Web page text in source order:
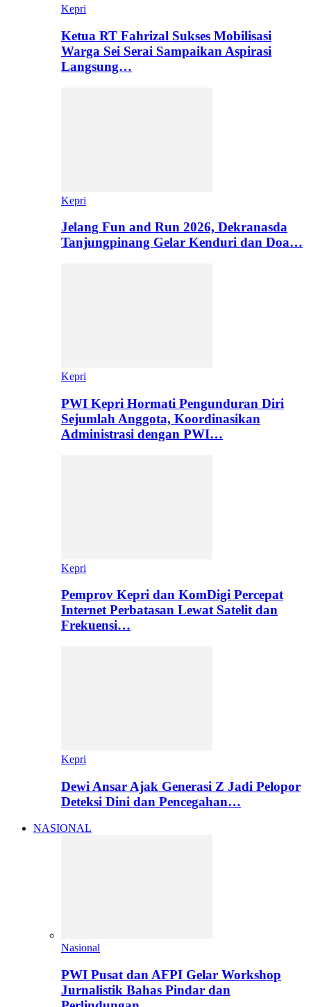
Kepri
Ketua RT Fahrizal Sukses Mobilisasi
Warga Sei Serai Sampaikan Aspirasi
Langsung…
Kepri
Jelang Fun and Run 2026, Dekranasda
Tanjungpinang Gelar Kenduri dan Doa…
Kepri
PWI Kepri Hormati Pengunduran Diri
Sejumlah Anggota, Koordinasikan
Administrasi dengan PWI…
Kepri
Pemprov Kepri dan KomDigi Percepat
Internet Perbatasan Lewat Satelit dan
Frekuensi…
Kepri
Dewi Ansar Ajak Generasi Z Jadi Pelopor
Deteksi Dini dan Pencegahan…
NASIONAL
Nasional
PWI Pusat dan AFPI Gelar Workshop
Jurnalistik Bahas Pindar dan